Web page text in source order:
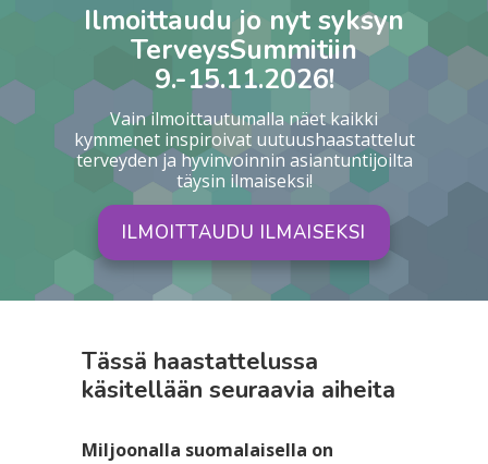
Ilmoittaudu jo nyt syksyn
TerveysSummitiin
9.-15.11.2026!
Vain ilmoittautumalla näet kaikki
kymmenet inspiroivat uutuushaastattelut
terveyden ja hyvinvoinnin asiantuntijoilta
täysin ilmaiseksi!
ILMOITTAUDU ILMAISEKSI
Tässä haastattelussa
käsitellään seuraavia aiheita
Miljoonalla suomalaisella on